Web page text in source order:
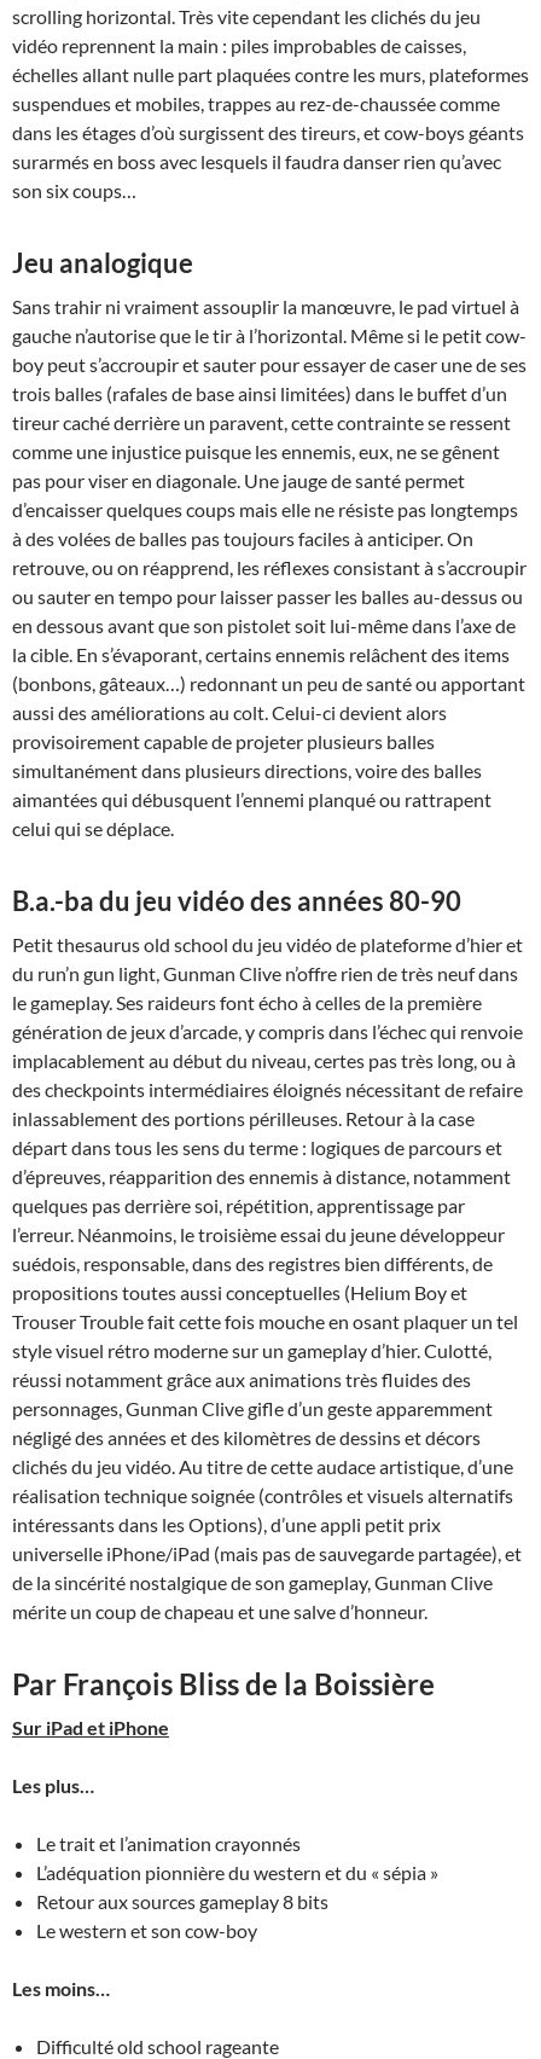
scrolling horizontal. Très vite cependant les clichés du jeu
vidéo reprennent la main : piles improbables de caisses,
échelles allant nulle part plaquées contre les murs, plateformes
suspendues et mobiles, trappes au rez-de-chaussée comme
dans les étages d’où surgissent des tireurs, et cow-boys géants
surarmés en boss avec lesquels il faudra danser rien qu’avec
son six coups…
Jeu analogique
Sans trahir ni vraiment assouplir la manœuvre, le pad virtuel à
gauche n’autorise que le tir à l’horizontal. Même si le petit cow-
boy peut s’accroupir et sauter pour essayer de caser une de ses
trois balles (rafales de base ainsi limitées) dans le buffet d’un
tireur caché derrière un paravent, cette contrainte se ressent
comme une injustice puisque les ennemis, eux, ne se gênent
pas pour viser en diagonale. Une jauge de santé permet
d’encaisser quelques coups mais elle ne résiste pas longtemps
à des volées de balles pas toujours faciles à anticiper. On
retrouve, ou on réapprend, les réflexes consistant à s’accroupir
ou sauter en tempo pour laisser passer les balles au-dessus ou
en dessous avant que son pistolet soit lui-même dans l’axe de
la cible. En s’évaporant, certains ennemis relâchent des items
(bonbons, gâteaux…) redonnant un peu de santé ou apportant
aussi des améliorations au colt. Celui-ci devient alors
provisoirement capable de projeter plusieurs balles
simultanément dans plusieurs directions, voire des balles
aimantées qui débusquent l’ennemi planqué ou rattrapent
celui qui se déplace.
B.a.-ba du jeu vidéo des années 80-90
Petit thesaurus old school du jeu vidéo de plateforme d’hier et
du run’n gun light, Gunman Clive n’offre rien de très neuf dans
le gameplay. Ses raideurs font écho à celles de la première
génération de jeux d’arcade, y compris dans l’échec qui renvoie
implacablement au début du niveau, certes pas très long, ou à
des checkpoints intermédiaires éloignés nécessitant de refaire
inlassablement des portions périlleuses. Retour à la case
départ dans tous les sens du terme : logiques de parcours et
d’épreuves, réapparition des ennemis à distance, notamment
quelques pas derrière soi, répétition, apprentissage par
l’erreur. Néanmoins, le troisième essai du jeune développeur
suédois, responsable, dans des registres bien différents, de
propositions toutes aussi conceptuelles (Helium Boy et
Trouser Trouble fait cette fois mouche en osant plaquer un tel
style visuel rétro moderne sur un gameplay d’hier. Culotté,
réussi notamment grâce aux animations très fluides des
personnages, Gunman Clive gifle d’un geste apparemment
négligé des années et des kilomètres de dessins et décors
clichés du jeu vidéo. Au titre de cette audace artistique, d’une
réalisation technique soignée (contrôles et visuels alternatifs
intéressants dans les Options), d’une appli petit prix
universelle iPhone/iPad (mais pas de sauvegarde partagée), et
de la sincérité nostalgique de son gameplay, Gunman Clive
mérite un coup de chapeau et une salve d’honneur.
Par François Bliss de la Boissière
Sur iPad et iPhone
Les plus…
Le trait et l’animation crayonnés
L’adéquation pionnière du western et du « sépia »
Retour aux sources gameplay 8 bits
Le western et son cow-boy
Les moins…
Difficulté old school rageante